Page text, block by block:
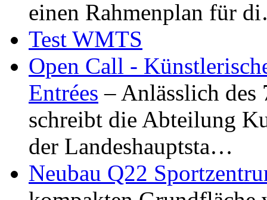
einen Rahmenplan für
Test WMTS
Open Call -
Entrées – Anlässlich
schreibt die Abteilung
der Landeshauptsta…
Neubau Q22